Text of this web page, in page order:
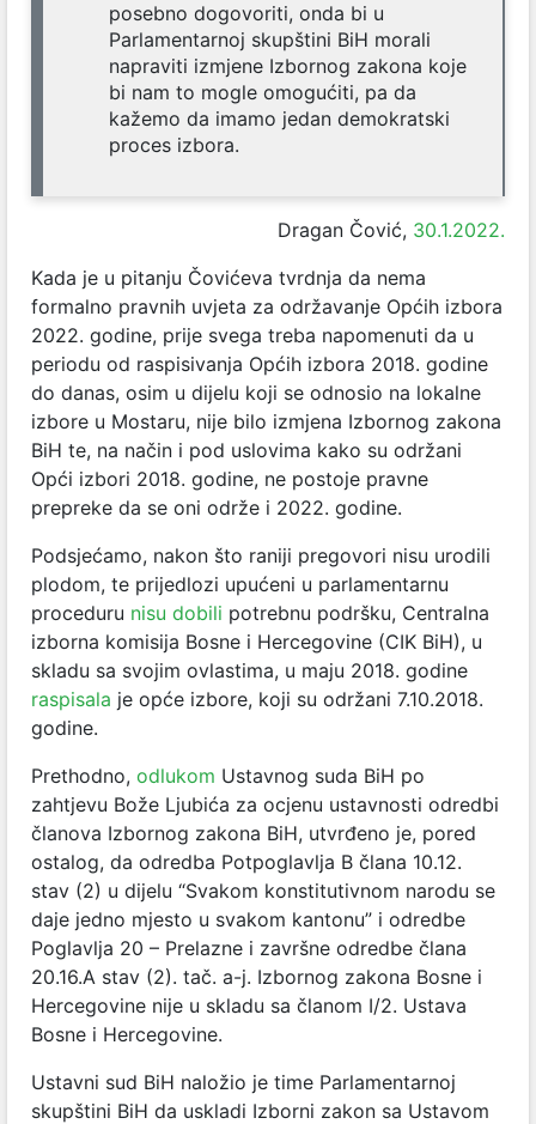
posebno dogovoriti, onda bi u
Parlamentarnoj skupštini BiH morali
napraviti izmjene Izbornog zakona koje
bi nam to mogle omogućiti, pa da
kažemo da imamo jedan demokratski
proces izbora.
Dragan Čović, 30.1.2022.
Kada je u pitanju Čovićeva tvrdnja da nema
formalno pravnih uvjeta za održavanje Općih izbora
2022. godine, prije svega treba napomenuti da u
periodu od raspisivanja Općih izbora 2018. godine
do danas, osim u dijelu koji se odnosio na lokalne
izbore u Mostaru, nije bilo izmjena Izbornog zakona
BiH te, na način i pod uslovima kako su održani
Opći izbori 2018. godine, ne postoje pravne
prepreke da se oni održe i 2022. godine.
Podsjećamo, nakon što raniji pregovori nisu urodili
plodom, te prijedlozi upućeni u parlamentarnu
proceduru nisu dobili potrebnu podršku, Centralna
izborna komisija Bosne i Hercegovine (CIK BiH), u
skladu sa svojim ovlastima, u maju 2018. godine
raspisala je opće izbore, koji su održani 7.10.2018.
godine.
Prethodno, odlukom Ustavnog suda BiH po
zahtjevu Bože Ljubića za ocjenu ustavnosti odredbi
članova Izbornog zakona BiH, utvrđeno je, pored
ostalog, da odredba Potpoglavlja B člana 10.12.
stav (2) u dijelu “Svakom konstitutivnom narodu se
daje jedno mjesto u svakom kantonu” i odredbe
Poglavlja 20 – Prelazne i završne odredbe člana
20.16.A stav (2). tač. a-j. Izbornog zakona Bosne i
Hercegovine nije u skladu sa članom I/2. Ustava
Bosne i Hercegovine.
Ustavni sud BiH naložio je time Parlamentarnoj
skupštini BiH da uskladi Izborni zakon sa Ustavom